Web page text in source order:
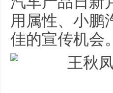
用属性、小鹏
佳的宣传机会。